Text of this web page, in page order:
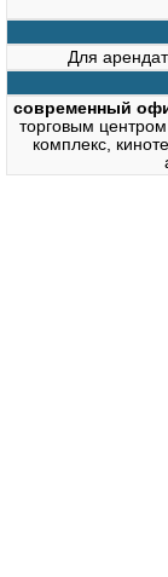
Для
современный
торговым
комплекс,